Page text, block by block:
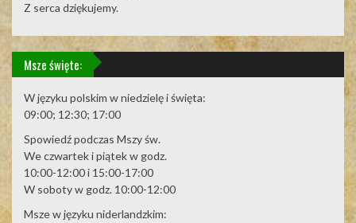
Z serca dziękujemy.
Msze święte:
W języku polskim w niedzielę i święta:
09:00; 12:30; 17:00
Spowiedź podczas Mszy św.
We czwartek i piątek w godz.
10:00-12:00 i 15:00-17:00
W soboty w godz. 10:00-12:00
Msze w języku niderlandzkim: